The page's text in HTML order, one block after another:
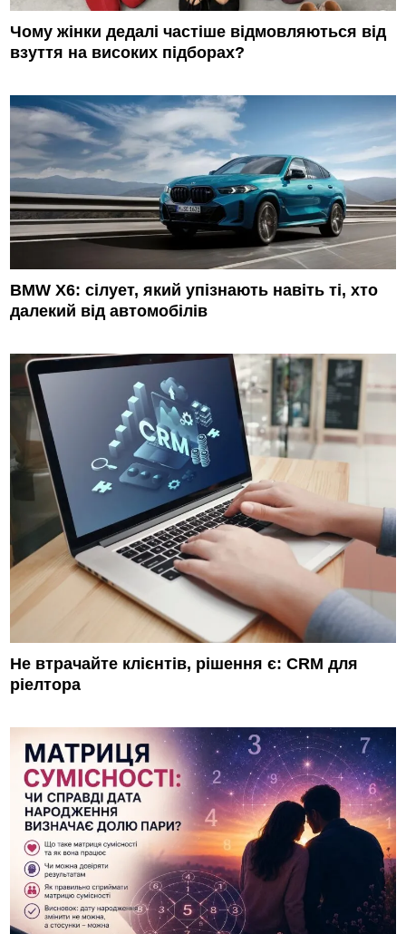
Чому жінки дедалі частіше відмовляються від
взуття на високих підборах?
BMW X6: сілует, який упізнають навіть ті, хто
далекий від автомобілів
Не втрачайте клієнтів, рішення є: CRM для
ріелтора